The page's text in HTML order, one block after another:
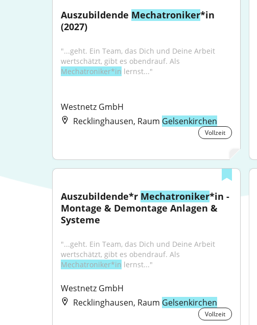
Auszubildende Mechatroniker*in
(2027)
"...geht. Ein Team, das Dich und Deine Arbeit
Mechatroniker*in lernst..."
Westnetz GmbH
Recklinghausen, Raum Gelsenkirchen
Vollzeit
Auszubildende*r Mechatroniker*in -
Montage & Demontage Anlagen &
Systeme
"...geht. Ein Team, das Dich und Deine Arbeit
Mechatroniker*in lernst..."
Westnetz GmbH
Recklinghausen, Raum Gelsenkirchen
Vollzeit